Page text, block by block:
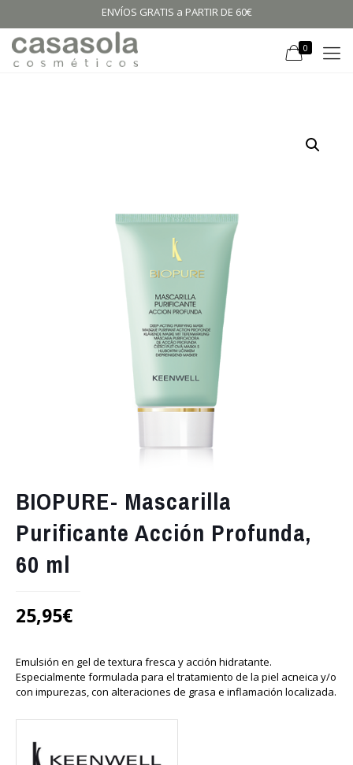
ENVÍOS GRATIS a PARTIR DE 60€
0
BIOPURE- Mascarilla
Purificante Acción Profunda,
60 ml
25,95€
Emulsión en gel de textura fresca y acción hidratante.
Especialmente formulada para el tratamiento de la piel acneica y/o
con impurezas, con alteraciones de grasa e inflamación localizada.